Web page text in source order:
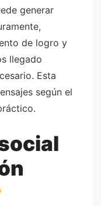
generar
de logro y
llegado
Esta
según el